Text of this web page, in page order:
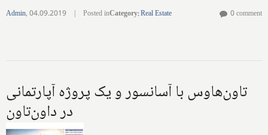
Admin,04.09.2019 | Posted inCategory:Real Estate 0 comment
تاون‌هاوس با آسانسور و یک پروژه آپارتمانی
در داون‌تاون